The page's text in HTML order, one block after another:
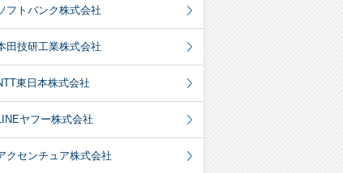
フトバンク株式会社
田技研工業株式会社
東日本株式会社
ヤフー株式会社
クセンチュア株式会社